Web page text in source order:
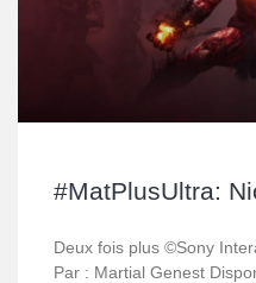
#MatPlusUltra:
Deux fois plus ©Sony
Par : Martial Genest